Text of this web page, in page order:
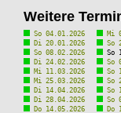
Weitere
So 04.01.2026 Mi
Di 20.01.2026
So
So 08.02.2026
So
Di 24.02.2026
So
Mi 11.03.2026
So
Mi 25.03.2026
So
Di 14.04.2026
So
Di 28.04.2026
So
Do 14.05.2026
Do